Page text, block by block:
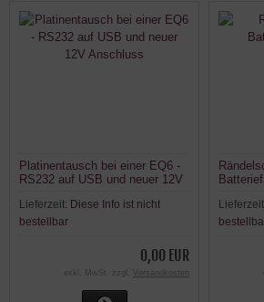
Platinentausch bei einer EQ6 -
RS232 auf USB und neuer 12V
Lieferzeit: Diese Info ist nicht
bestellbar
0,00 EUR
exkl. MwSt. zzgl. Versandkosten